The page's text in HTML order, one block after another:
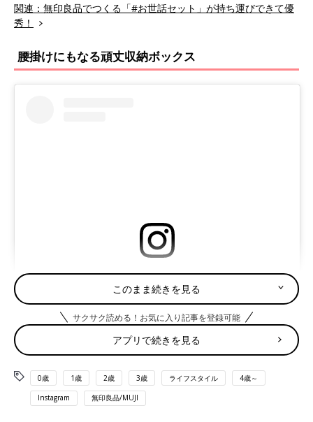
関連：無印良品でつくる「#お世話セット」が持ち運びできて優
秀！
腰掛けにもなる頑丈収納ボックス
この投稿をInstagramで見る
このまま続きを見る
サクサク読める！お気に入り記事を登録可能
アプリで続きを見る
0歳 1歳 2歳 3歳 ライフスタイル 4歳～
Instagram 無印良品/MUJI